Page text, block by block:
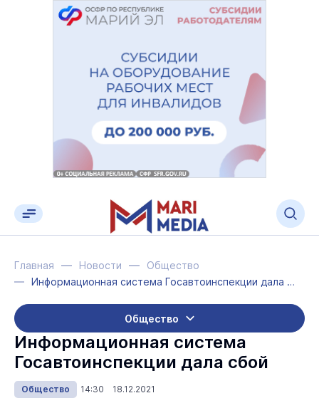
Главная Новости
Общество
Информационная система Госавтоинспекции дала сбой
Общество
Информационная система
Госавтоинспекции дала сбой
Общество 14:30 18.12.2021